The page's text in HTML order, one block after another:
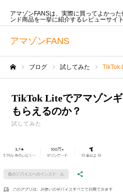
アマゾンFANS
アマゾンFANSは、実際に買ってよかっ
ンド商品を一挙に紹介するレビューサイト
ブログ 試してみた TikTok Lite
TikTok Liteでアマゾン
もらえるのか？
試してみた